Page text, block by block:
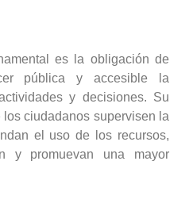
es la obligación de
pública y accesible la
y decisiones. Su
ciudadanos supervisen la
el uso de los recursos,
y promuevan una mayor